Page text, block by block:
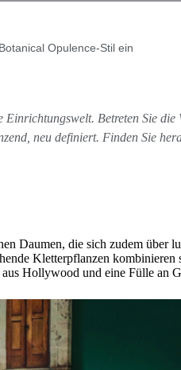
Opulence-Stil ein
Betreten Sie
neu definiert. Finden Sie
Daumen, die sich zudem über
Kletterpflanzen
Hollywood und eine Fülle an